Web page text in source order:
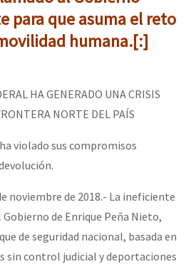
globales por la libertad de Jesús
Virá” se publica no Estado Espanhol
el CNI: 30 años de Resistencia y
para que asuma el reto
humana.[:]
HA GENERADO UNA CRISIS
NORTE DEL PAÍS
violado sus compromisos
noviembre de 2018.- La ineficiente
de Enrique Peña Nieto,
de seguridad nacional, basada en
sin control judicial y deportaciones